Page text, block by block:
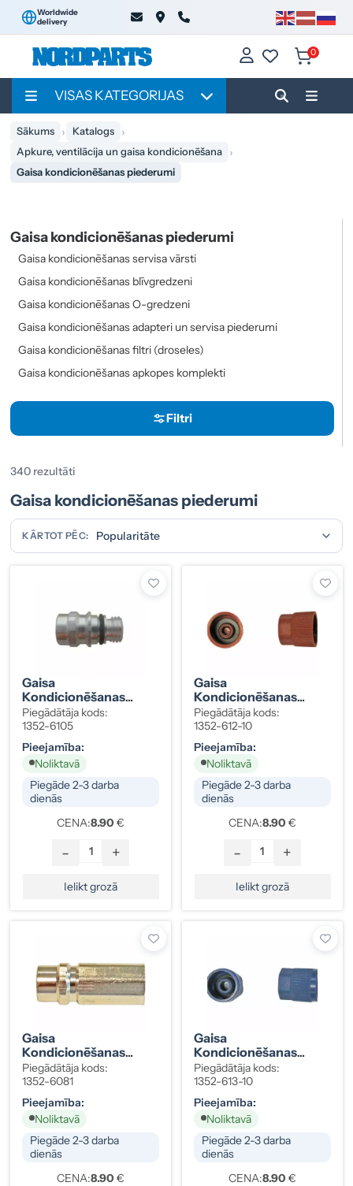
Worldwide
delivery
0
VISAS KATEGORIJAS
Sākums
Katalogs
Apkure, ventilācija un gaisa kondicionēšana
Gaisa kondicionēšanas piederumi
Gaisa kondicionēšanas piederumi
Gaisa kondicionēšanas servisa vārsti
Gaisa kondicionēšanas blīvgredzeni
Gaisa kondicionēšanas O-gredzeni
Gaisa kondicionēšanas adapteri un servisa piederumi
Gaisa kondicionēšanas filtri (droseles)
Gaisa kondicionēšanas apkopes komplekti
Filtri
340 rezultāti
Gaisa kondicionēšanas piederumi
KĀRTOT PĒC:
Gaisa
Kondicionēšanas
Vārsta Vāciņš, Augstā
Spiediena, GM
Piegādātāja kods:
1352-6105
Pieejamība:
Noliktavā
Piegāde 2-3 darba
dienās
CENA:8.90 €
- +
Ielikt grozā
Gaisa
Kondicionēšanas
Vārsta Vāciņš,
M10x1.25, Augstā
Spiediena, Sarkans, 10
Gab.
Piegādātāja kods:
1352-612-10
Pieejamība:
Noliktavā
Piegāde 2-3 darba
dienās
CENA:8.90 €
- +
Ielikt grozā
Gaisa
Kondicionēšanas
Adapteris (serviss),
Zemā Spiediena,
M10x1.25, Alumīnijs
Piegādātāja kods:
1352-6081
Pieejamība:
Noliktavā
Piegāde 2-3 darba
dienās
CENA:8.90 €
Gaisa
Kondicionēšanas
Vārsta Vāciņš, M9x1.0,
Zemā Spiediena, Zils,
10 Gab.
Piegādātāja kods:
1352-613-10
Pieejamība:
Noliktavā
Piegāde 2-3 darba
dienās
CENA:8.90 €